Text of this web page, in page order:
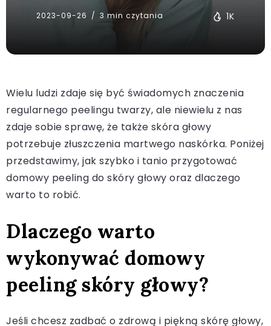
2023-09-26 3 min czytania 1K
Wielu ludzi zdaje się być świadomych znaczenia
regularnego peelingu twarzy, ale niewielu z nas
zdaje sobie sprawę, że także skóra głowy
potrzebuje złuszczenia martwego naskórka. Poniżej
przedstawimy, jak szybko i tanio przygotować
domowy peeling do skóry głowy oraz dlaczego
warto to robić.
Dlaczego warto
wykonywać domowy
peeling skóry głowy?
Jeśli chcesz zadbać o zdrową i piękną skórę głowy,